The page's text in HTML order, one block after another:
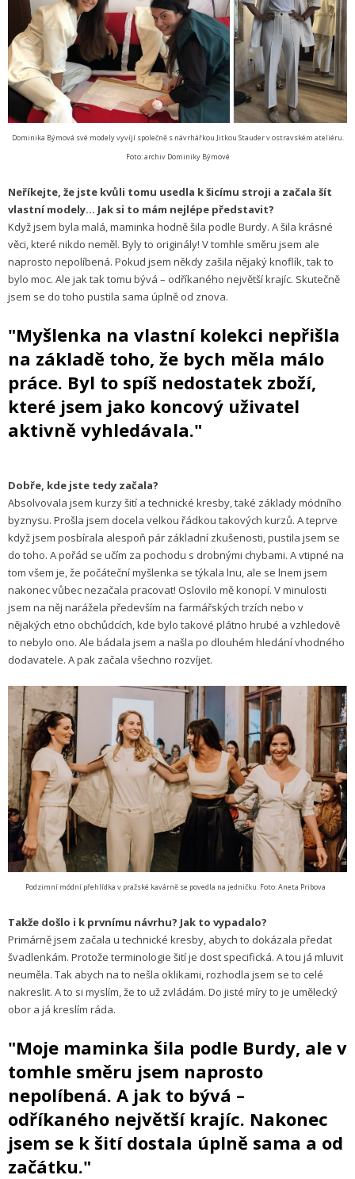
Dominika Býmová své modely vyvíjí společně s návrhářkou Jitkou Stauder v ostravském ateliéru.
Foto: archiv Dominiky Býmové
Neříkejte, že jste kvůli tomu usedla k šicímu stroji a začala šít
vlastní modely… Jak si to mám nejlépe představit?
Když jsem byla malá, maminka hodně šila podle Burdy. A šila krásné
věci, které nikdo neměl. Byly to originály! V tomhle směru jsem ale
naprosto nepolíbená. Pokud jsem někdy zašila nějaký knoflík, tak to
bylo moc. Ale jak tak tomu bývá – odříkaného největší krajíc. Skutečně
jsem se do toho pustila sama úplně od znova.
"Myšlenka na vlastní kolekci nepřišla
na základě toho, že bych měla málo
práce. Byl to spíš nedostatek zboží,
které jsem jako koncový uživatel
aktivně vyhledávala."
Dobře, kde jste tedy začala?
Absolvovala jsem kurzy šití a technické kresby, také základy módního
byznysu. Prošla jsem docela velkou řádkou takových kurzů. A teprve
když jsem posbírala alespoň pár základní zkušenosti, pustila jsem se
do toho. A pořád se učím za pochodu s drobnými chybami. A vtipné na
tom všem je, že počáteční myšlenka se týkala lnu, ale se lnem jsem
nakonec vůbec nezačala pracovat! Oslovilo mě konopí. V minulosti
jsem na něj narážela především na farmářských trzích nebo v
nějakých etno obchůdcích, kde bylo takové plátno hrubé a vzhledově
to nebylo ono. Ale bádala jsem a našla po dlouhém hledání vhodného
dodavatele. A pak začala všechno rozvíjet.
Podzimní módní přehlídka v pražské kavárně se povedla na jedničku. Foto: Aneta Pribova
Takže došlo i k prvnímu návrhu? Jak to vypadalo?
Primárně jsem začala u technické kresby, abych to dokázala předat
švadlenkám. Protože terminologie šití je dost specifická. A tou já mluvit
neuměla. Tak abych na to nešla oklikami, rozhodla jsem se to celé
nakreslit. A to si myslím, že to už zvládám. Do jisté míry to je umělecký
obor a já kreslím ráda.
"Moje maminka šila podle Burdy, ale v
tomhle směru jsem naprosto
nepolíbená. A jak to bývá –
odříkaného největší krajíc. Nakonec
jsem se k šití dostala úplně sama a od
začátku."